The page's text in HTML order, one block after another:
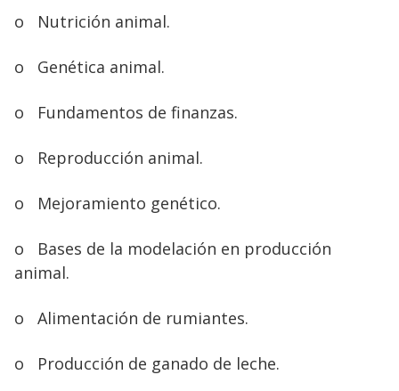
o Nutrición animal.
o Genética animal.
o Fundamentos de finanzas.
o Reproducción animal.
o Mejoramiento genético.
o
Bases de la modelación en producción
animal.
o Alimentación de rumiantes.
o Producción de ganado de leche.